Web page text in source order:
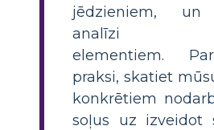
jēdzieniem, un
analīzi
elementiem.
praksi, skatiet
konkrētiem
soļus uz izveidot